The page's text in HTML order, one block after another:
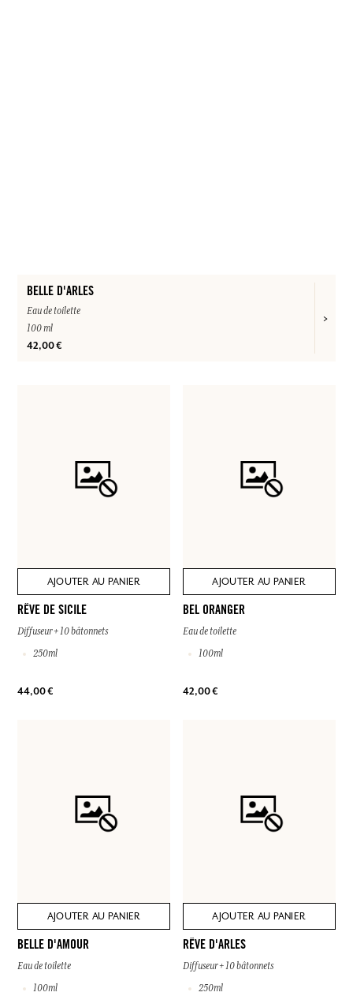
BELLE D'ARLES
Eau de toilette
100 ml
42,00 €
AJOUTER AU PANIER
RÊVE DE SICILE
Diffuseur + 10 bâtonnets
250ml
44,00 €
AJOUTER AU PANIER
BEL ORANGER
Eau de toilette
100ml
42,00 €
AJOUTER AU PANIER
BELLE D'AMOUR
Eau de toilette
100ml
AJOUTER AU PANIER
RÊVE D'ARLES
Diffuseur + 10 bâtonnets
250ml